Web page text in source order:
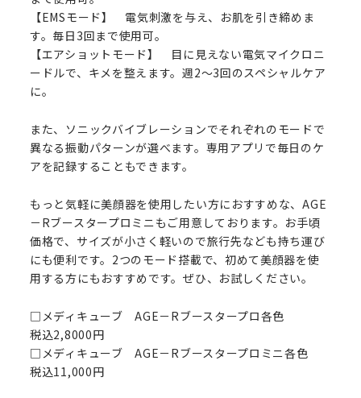
【EMSモード】 電気刺激を与え、お肌を引き締めま
す。毎日3回まで使用可。
【エアショットモード】 目に見えない電気マイクロニ
ードルで、キメを整えます。週2～3回のスペシャルケア
に。
また、ソニックバイブレーションでそれぞれのモードで
異なる振動パターンが選べます。専用アプリで毎日のケ
アを記録することもできます。
もっと気軽に美顔器を使用したい方におすすめな、AGE
－Rブースタープロミニもご用意しております。お手頃
価格で、サイズが小さく軽いので旅行先なども持ち運び
にも便利です。2つのモード搭載で、初めて美顔器を使
用する方にもおすすめです。ぜひ、お試しください。
□メディキューブ AGE－Rブースタープロ各色
税込2,8000円
□メディキューブ AGE－Rブースタープロミニ各色
税込11,000円